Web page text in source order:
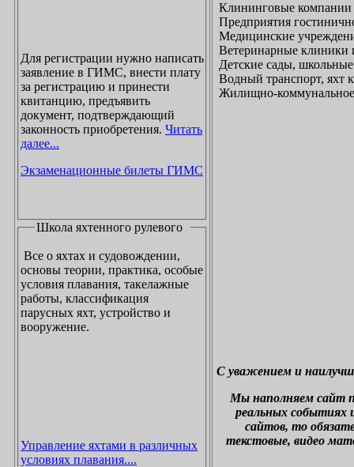
Для регистрации нужно написать
заявление в ГИМС, внести плату
за регистрацию и принести
квитанцию, предъявить
документ, подтверждающий
законность приобретения. Читать
далее...
Экзаменационные билеты ГИМС
Школа яхтенного рулевого
Все о яхтах и судовождении,
основы теории, практика, особые
условия плавания, такелажные
работы, классификация
парусных яхт, устройство и
вооружение.
Управление яхтами в различных
условиях плавания....
Клининговые компании
Предприятия
Медицинские
Ветеринарные клиники
Детские сады,
Водный транспорт,
Жилищно-коммунальное
С уважением и
Мы наполняем сайт
реальных событиях
сайтов, то
текстовые, видео